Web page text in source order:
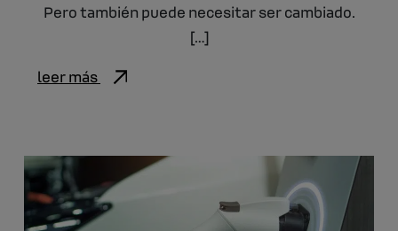
Pero también puede necesitar ser cambiado.
[…]
leer más